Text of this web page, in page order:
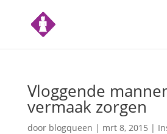
Vloggende
vermaak zorgen
door blogqueen | mrt 8, 2015 |